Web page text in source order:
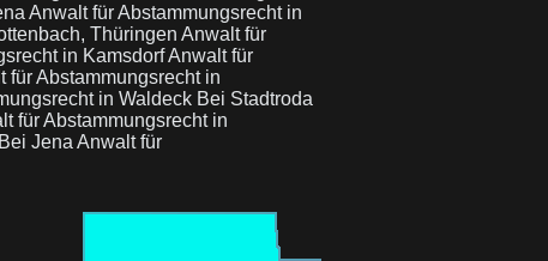
Anwalt für Abstammungsrecht in
Thüringen Anwalt für
in KamsdorfAnwalt für
für Abstammungsrecht in
in Waldeck Bei Stadtroda
für Abstammungsrecht in
Jena Anwalt für